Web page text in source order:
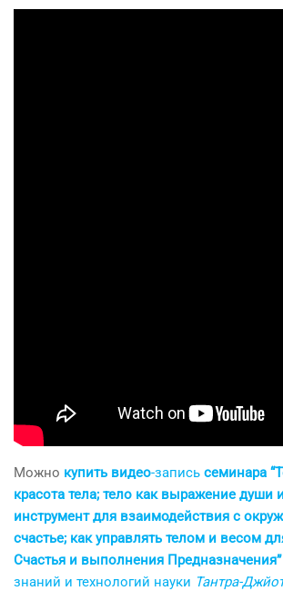
Можно купить видео-запись семинара
красота тела; тело как выражение души
инструмент для взаимодействия с
счастье; как управлять телом и весом
Счастья и выполнения Предназначения”
знаний и технологий науки Тантра-